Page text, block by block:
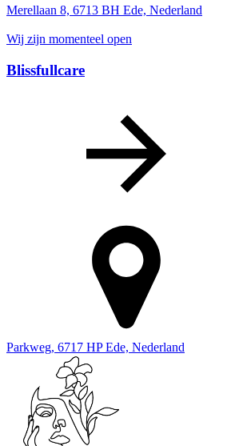
Merellaan 8, 6713 BH Ede, Nederland
Wij zijn momenteel open
Blissfullcare
Parkweg, 6717 HP Ede, Nederland